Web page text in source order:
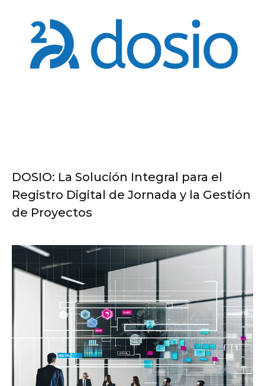
DOSIO: La Solución Integral para el
Registro Digital de Jornada y la Gestión
de Proyectos